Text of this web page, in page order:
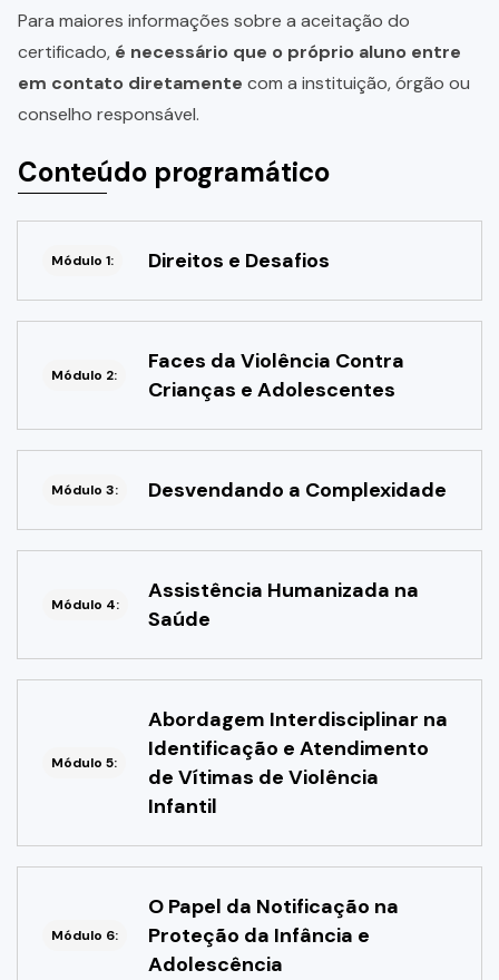
Para maiores informações sobre a aceitação do
certificado, é necessário que o próprio aluno entre
em contato diretamente com a instituição, órgão ou
conselho responsável.
Conteúdo programático
Módulo 1: Direitos e Desafios
Módulo 2:
Faces da Violência Contra
Crianças e Adolescentes
Módulo 3: Desvendando a Complexidade
Módulo 4:
Assistência Humanizada na
Saúde
Módulo 5:
Abordagem Interdisciplinar na
Identificação e Atendimento
de Vítimas de Violência
Infantil
Módulo 6:
O Papel da Notificação na
Proteção da Infância e
Adolescência